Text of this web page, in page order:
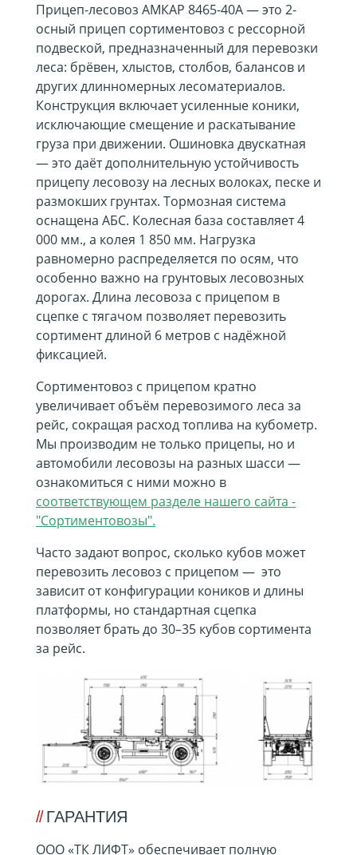
Прицеп-лесовоз АМКАР 8465-40А — это 2-
осный прицеп сортиментовоз с рессорной
подвеской, предназначенный для перевозки
леса: брёвен, хлыстов, столбов, балансов и
других длинномерных лесоматериалов.
Конструкция включает усиленные коники,
исключающие смещение и раскатывание
груза при движении. Ошиновка двускатная
— это даёт дополнительную устойчивость
прицепу лесовозу на лесных волоках, песке и
размокших грунтах. Тормозная система
оснащена АБС. Колесная база составляет 4
000 мм., а колея 1 850 мм. Нагрузка
равномерно распределяется по осям, что
особенно важно на грунтовых лесовозных
дорогах. Длина лесовоза с прицепом в
сцепке с тягачом позволяет перевозить
сортимент длиной 6 метров с надёжной
фиксацией.
Сортиментовоз с прицепом кратно
увеличивает объём перевозимого леса за
рейс, сокращая расход топлива на кубометр.
Мы производим не только прицепы, но и
автомобили лесовозы на разных шасси —
ознакомиться с ними можно в
соответствующем разделе нашего сайта -
"Сортиментовозы".
Часто задают вопрос, сколько кубов может
перевозить лесовоз с прицепом — это
зависит от конфигурации коников и длины
платформы, но стандартная сцепка
позволяет брать до 30–35 кубов сортимента
за рейс.
ГАРАНТИЯ
ООО «ТК ЛИФТ» обеспечивает полную